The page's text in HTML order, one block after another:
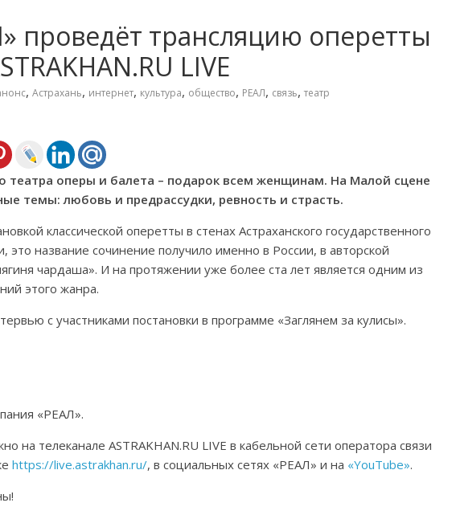
проведёт трансляцию оперетты
LIVE
, Астрахань, интернет, культура, общество, РЕАЛ, связь, театр
театра оперы и балета – подарок всем женщинам. На Малой сцене
темы: любовь и предрассудки, ревность и страсть.
классической оперетты в стенах Астраханского государственного
это название сочинение получило именно в России, в авторской
чардаша». И на протяжении уже более ста лет является одним из
этого жанра.
с участниками постановки в программе «Заглянем за кулисы».
«РЕАЛ».
на телеканале ASTRAKHAN.RU LIVE в кабельной сети оператора связи
https://live.astrakhan.ru/, в социальных сетях «РЕАЛ» и на «YouTube».